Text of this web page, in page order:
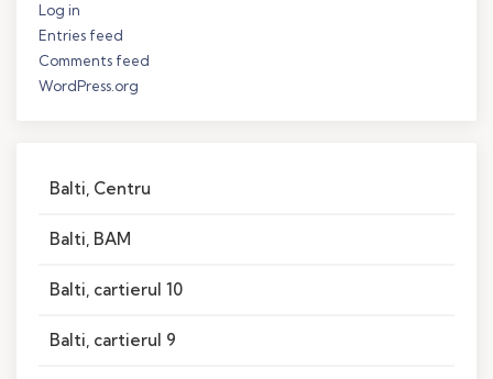
Log in
Entries feed
Comments feed
WordPress.org
Balti, Centru
Balti, BAM
Balti, cartierul 10
Balti, cartierul 9